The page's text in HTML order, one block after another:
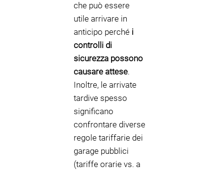
che può essere
utile arrivare in
anticipo perché i
controlli di
sicurezza possono
causare attese.
Inoltre, le arrivate
tardive spesso
significano
confrontare diverse
regole tariffarie dei
garage pubblici
(tariffe orarie vs. a